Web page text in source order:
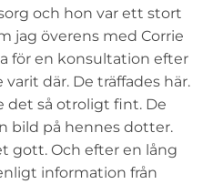
och hon var ett stort
jag överens med Corrie
för en konsultation efter
där. De träffades här.
det så otroligt fint. De
bild på hennes dotter.
gott. Och efter en lång
information från